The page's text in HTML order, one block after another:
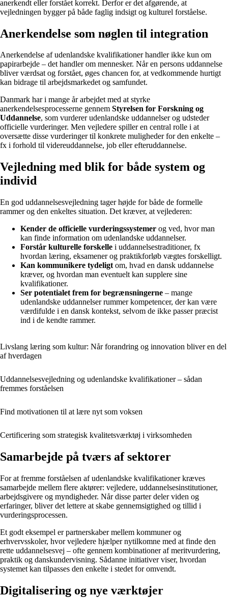
anerkendt eller forstået korrekt. Derfor er det afgørende, at
vejledningen bygger på både faglig indsigt og kulturel forståelse.
Anerkendelse som nøglen til integration
Anerkendelse af udenlandske kvalifikationer handler ikke kun om
papirarbejde – det handler om mennesker. Når en persons uddannelse
bliver værdsat og forstået, øges chancen for, at vedkommende hurtigt
kan bidrage til arbejdsmarkedet og samfundet.
Danmark har i mange år arbejdet med at styrke
anerkendelsesprocesserne gennem Styrelsen for Forskning og
Uddannelse, som vurderer udenlandske uddannelser og udsteder
officielle vurderinger. Men vejledere spiller en central rolle i at
oversætte disse vurderinger til konkrete muligheder for den enkelte –
fx i forhold til videreuddannelse, job eller efteruddannelse.
Vejledning med blik for både system og
individ
En god uddannelsesvejledning tager højde for både de formelle
rammer og den enkeltes situation. Det kræver, at vejlederen:
Kender de officielle vurderingssystemer og ved, hvor man
kan finde information om udenlandske uddannelser.
Forstår kulturelle forskelle i uddannelsestraditioner, fx
hvordan læring, eksamener og praktikforløb vægtes forskelligt.
Kan kommunikere tydeligt om, hvad en dansk uddannelse
kræver, og hvordan man eventuelt kan supplere sine
kvalifikationer.
Ser potentialet frem for begrænsningerne – mange
udenlandske uddannelser rummer kompetencer, der kan være
værdifulde i en dansk kontekst, selvom de ikke passer præcist
ind i de kendte rammer.
Livslang læring som kultur: Når forandring og innovation bliver en del
af hverdagen
Uddannelsesvejledning og udenlandske kvalifikationer – sådan
fremmes forståelsen
Find motivationen til at lære nyt som voksen
Certificering som strategisk kvalitetsværktøj i virksomheden
Samarbejde på tværs af sektorer
For at fremme forståelsen af udenlandske kvalifikationer kræves
samarbejde mellem flere aktører: vejledere, uddannelsesinstitutioner,
arbejdsgivere og myndigheder. Når disse parter deler viden og
erfaringer, bliver det lettere at skabe gennemsigtighed og tillid i
vurderingsprocessen.
Et godt eksempel er partnerskaber mellem kommuner og
erhvervsskoler, hvor vejledere hjælper nytilkomne med at finde den
rette uddannelsesvej – ofte gennem kombinationer af meritvurdering,
praktik og danskundervisning. Sådanne initiativer viser, hvordan
systemet kan tilpasses den enkelte i stedet for omvendt.
Digitalisering og nye værktøjer